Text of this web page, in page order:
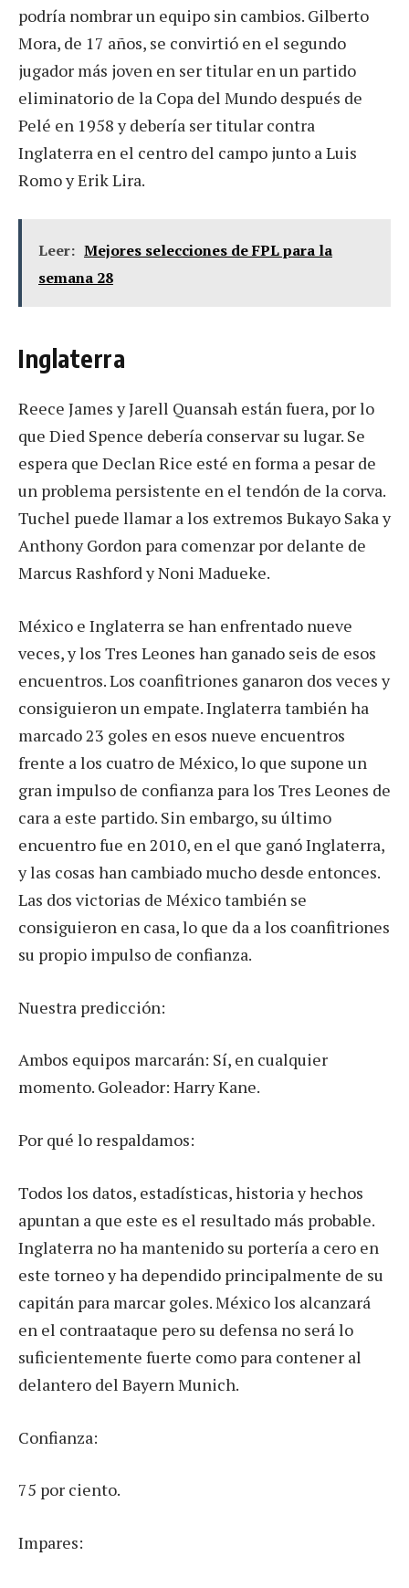
podría nombrar un equipo sin cambios. Gilberto
Mora, de 17 años, se convirtió en el segundo
jugador más joven en ser titular en un partido
eliminatorio de la Copa del Mundo después de
Pelé en 1958 y debería ser titular contra
Inglaterra en el centro del campo junto a Luis
Romo y Erik Lira.
Leer: Mejores selecciones de FPL para la
semana 28
Inglaterra
Reece James y Jarell Quansah están fuera, por lo
que Died Spence debería conservar su lugar. Se
espera que Declan Rice esté en forma a pesar de
un problema persistente en el tendón de la corva.
Tuchel puede llamar a los extremos Bukayo Saka y
Anthony Gordon para comenzar por delante de
Marcus Rashford y Noni Madueke.
México e Inglaterra se han enfrentado nueve
veces, y los Tres Leones han ganado seis de esos
encuentros. Los coanfitriones ganaron dos veces y
consiguieron un empate. Inglaterra también ha
marcado 23 goles en esos nueve encuentros
frente a los cuatro de México, lo que supone un
gran impulso de confianza para los Tres Leones de
cara a este partido. Sin embargo, su último
encuentro fue en 2010, en el que ganó Inglaterra,
y las cosas han cambiado mucho desde entonces.
Las dos victorias de México también se
consiguieron en casa, lo que da a los coanfitriones
su propio impulso de confianza.
Nuestra predicción:
Ambos equipos marcarán: Sí, en cualquier
momento. Goleador: Harry Kane.
Por qué lo respaldamos:
Todos los datos, estadísticas, historia y hechos
apuntan a que este es el resultado más probable.
Inglaterra no ha mantenido su portería a cero en
este torneo y ha dependido principalmente de su
capitán para marcar goles. México los alcanzará
en el contraataque pero su defensa no será lo
suficientemente fuerte como para contener al
delantero del Bayern Munich.
Confianza:
75 por ciento.
Impares: